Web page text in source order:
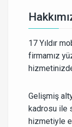
17 Yıldır
firmamız
Gelişmiş
kadrosu ile
hizmetiyle